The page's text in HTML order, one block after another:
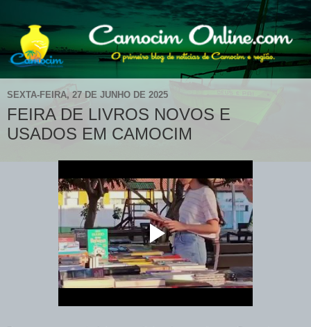
SEXTA-FEIRA, 27 DE JUNHO DE 2025
FEIRA DE LIVROS NOVOS E
USADOS EM CAMOCIM